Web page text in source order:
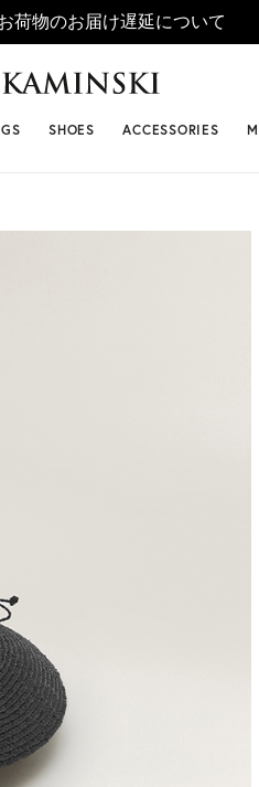
荷物のお届け遅延について
ャップ #ビアンカ
SHOES ACCESSORIES